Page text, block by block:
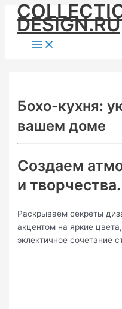
Skip
content
DESIGN.RU
Main
Menu
Бохо-кухня:
вашем доме
Создаем
и
Раскрываем секреты
акцентом на яркие
эклектичное сочетание